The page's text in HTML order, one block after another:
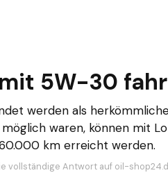
5W-30
werden als
waren, können mit
km erreicht werden.
vollständige Antwort auf oil-